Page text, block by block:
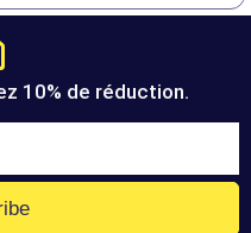
10% de réduction.